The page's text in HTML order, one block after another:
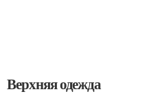
Верхняя одежда